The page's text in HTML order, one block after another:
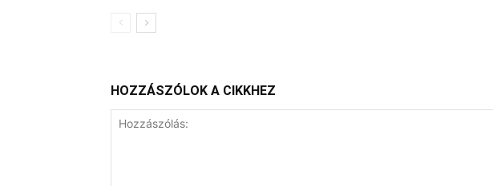
HOZZÁSZÓLOK A CIKKHEZ